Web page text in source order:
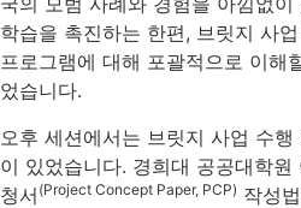
학습을 촉진하는 한편, 브릿지 사
프로그램에 대해 포괄적으로 이해
었습니다.
오후 세션에서는 브릿지 사업 수
이 있었습니다. 경희대 공공대학
청서 (Project Concept Paper, PCP) 작성